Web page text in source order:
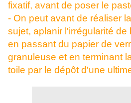
fixatif, avant de poser le
- On peut avant de réaliser
sujet, aplanir l'irrégularité de
en passant du papier de
granuleuse et en terminant
toile par le dépôt d'une